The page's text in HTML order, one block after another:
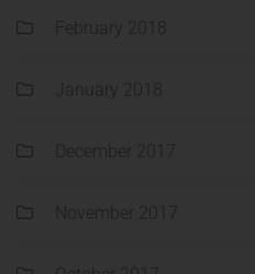
February 2018
January 2018
December 2017
November 2017